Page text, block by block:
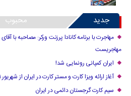
جدید محبوب
مهاجرت با برنامه کانادا پرزنت ورکر: مصاحبه با
مهاجریست
ایران کمپانی رونمایی شد!
آغاز ارائه ویزا کارت و مستر کارت در ایران از شهریور ۱۴۰۱
سیم کارت گرجستان دائمی در ایران